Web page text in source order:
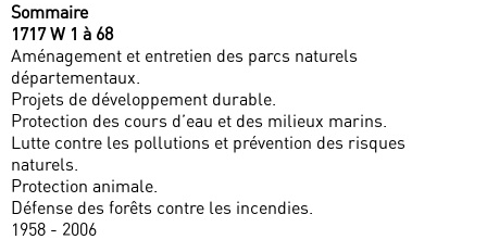
Sommaire
1717 W 1 à 68
Aménagement et entretien des parcs naturels
départementaux.
Projets de développement durable.
Protection des cours d’eau et des milieux marins.
Lutte contre les pollutions et prévention des risques
naturels.
Protection animale.
Défense des forêts contre les incendies.
1958 - 2006